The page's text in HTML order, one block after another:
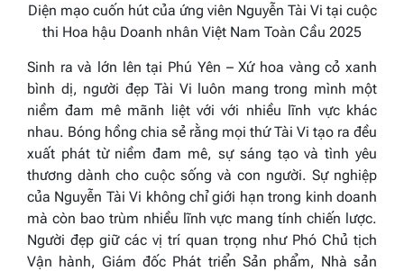
Diện mạo cuốn hút của ứng viên Nguyễn Tài Vi tại cuộc
thi Hoa hậu Doanh nhân Việt Nam Toàn Cầu 2025
Sinh ra và lớn lên tại Phú Yên – Xứ hoa vàng cỏ xanh
bình dị, người đẹp Tài Vi luôn mang trong mình một
niềm đam mê mãnh liệt với với nhiều lĩnh vực khác
nhau. Bóng hồng chia sẻ rằng mọi thứ Tài Vi tạo ra đều
xuất phát từ niềm đam mê, sự sáng tạo và tình yêu
thương dành cho cuộc sống và con người. Sự nghiệp
của Nguyễn Tài Vi không chỉ giới hạn trong kinh doanh
mà còn bao trùm nhiều lĩnh vực mang tính chiến lược.
Người đẹp giữ các vị trí quan trọng như Phó Chủ tịch
Vận hành, Giám đốc Phát triển Sản phẩm, Nhà sản